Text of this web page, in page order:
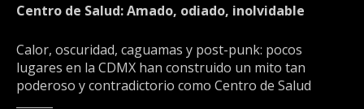
Centro de Salud: Amado, odiado, inolvidable
Calor, oscuridad, caguamas y post-punk: pocos
lugares en la CDMX han construido un mito tan
poderoso y contradictorio como Centro de Salud